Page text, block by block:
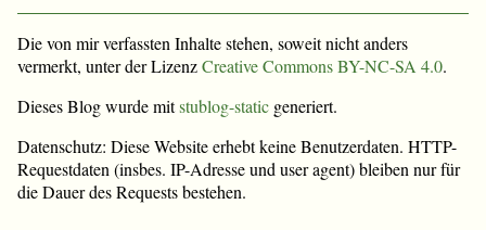
Die von mir verfassten Inhalte stehen, soweit nicht anders
vermerkt, unter der LizenzCreative Commons BY-NC-SA 4.0.
Dieses Blog wurde mitstublog-static generiert.
Datenschutz: Diese Website erhebt keine Benutzerdaten. HTTP-
Requestdaten (insbes. IP-Adresse und user agent) bleiben nur für
die Dauer des Requests bestehen.